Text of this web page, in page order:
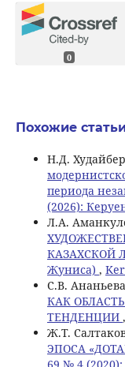
0
Похожие
Н.Д.
периода
(2026):
Л.А.
КАЗАХСКОЙ
Жуниса) ,
С.В.
КАК
ТЕНДЕНЦИИ ,
Ж.Т.
ЭПОСА
69 № 4